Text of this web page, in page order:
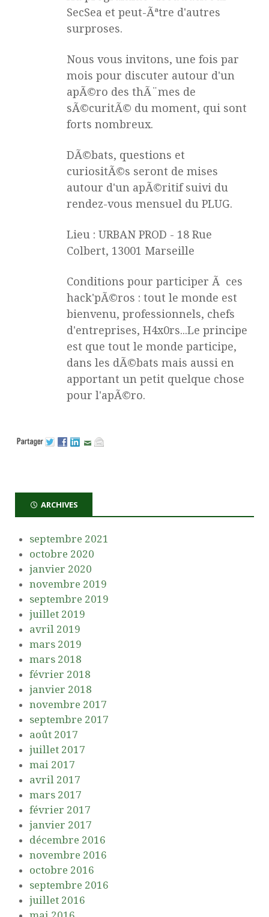
SecSea et peut-Ãªtre d'autres
surproses.
Nous vous invitons, une fois par
mois pour discuter autour d'un
apÃ©ro des thÃ¨mes de
sÃ©curitÃ© du moment, qui sont
forts nombreux.
DÃ©bats, questions et
curiositÃ©s seront de mises
autour d'un apÃ©ritif suivi du
rendez-vous mensuel du PLUG.
Lieu : URBAN PROD - 18 Rue
Colbert, 13001 Marseille
Conditions pour participer Ã ces
hack'pÃ©ros : tout le monde est
bienvenu, professionnels, chefs
d'entreprises, H4x0rs...Le principe
est que tout le monde participe,
dans les dÃ©bats mais aussi en
apportant un petit quelque chose
pour l'apÃ©ro.
ARCHIVES
septembre 2021
octobre 2020
janvier 2020
novembre 2019
septembre 2019
juillet 2019
avril 2019
mars 2019
mars 2018
février 2018
janvier 2018
novembre 2017
septembre 2017
août 2017
juillet 2017
mai 2017
avril 2017
mars 2017
février 2017
janvier 2017
décembre 2016
novembre 2016
octobre 2016
septembre 2016
juillet 2016